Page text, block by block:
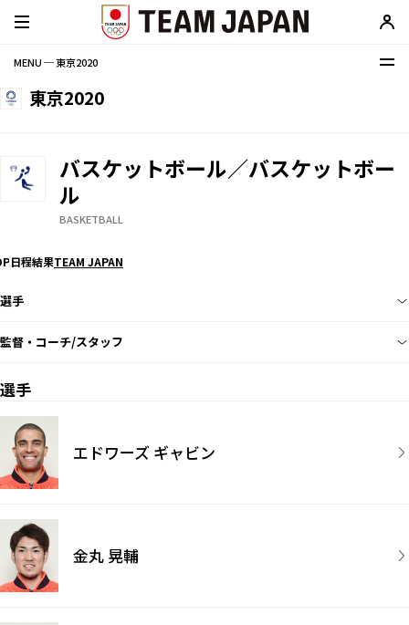
MENU ─ 東京2020
東京2020
バスケットボール／バスケットボー
ル
BASKETBALL
日程結果TEAM JAPAN
選手
監督・コーチ/スタッフ
選手
エドワーズ ギャビン
金丸 晃輔